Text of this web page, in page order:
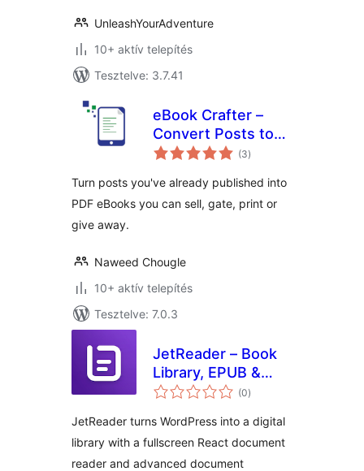
UnleashYourAdventure
10+ aktív telepítés
Tesztelve: 3.7.41
eBook Crafter –
Convert Posts to
PDF eBooks, Ready
(3értékelés
összesen
)
Turn posts you've already published into
PDF eBooks you can sell, gate, print or
give away.
Naweed Chougle
10+ aktív telepítés
Tesztelve: 7.0.3
JetReader – Book
Library, EPUB &
PDF Reader (Lite)
(0értékelés
összesen
)
JetReader turns WordPress into a digital
library with a fullscreen React document
reader and advanced document